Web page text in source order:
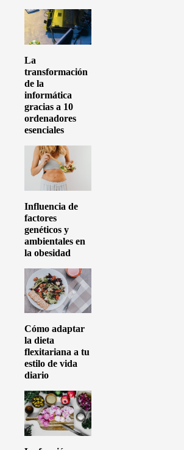
La
transformación
de la
informática
gracias a 10
ordenadores
esenciales
Influencia de
factores
genéticos y
ambientales en
la obesidad
Cómo adaptar
la dieta
flexitariana a tu
estilo de vida
diario